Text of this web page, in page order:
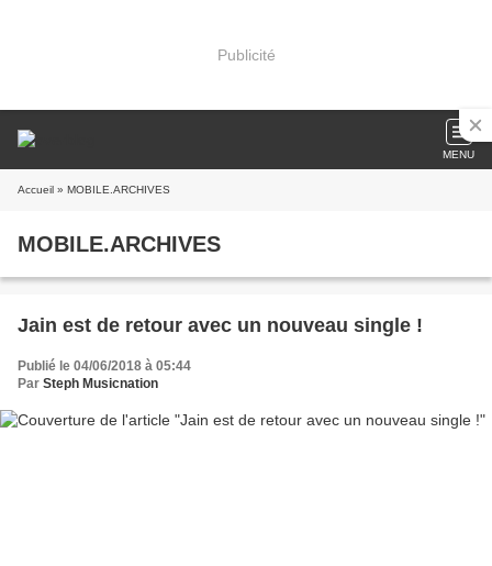
Publicité
MENU
Accueil » MOBILE.ARCHIVES
MOBILE.ARCHIVES
Jain est de retour avec un nouveau single !
Publié le 04/06/2018 à 05:44
Par Steph Musicnation